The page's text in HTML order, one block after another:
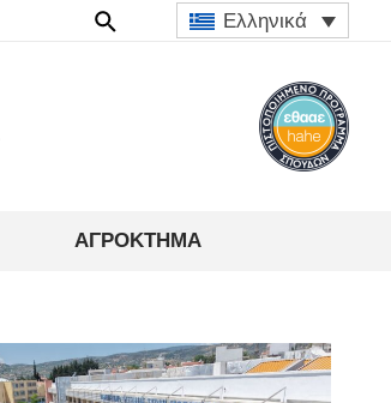
Ελληνικά
ΑΓΡΟΚΤΗΜΑ